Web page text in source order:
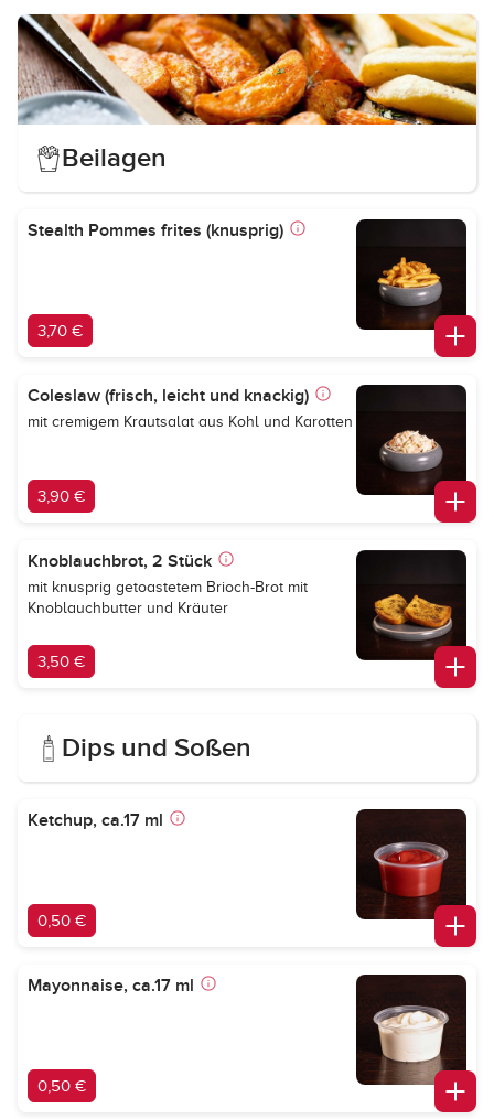
Beilagen
Stealth Pommes frites (knusprig)
3,70 €
Coleslaw (frisch, leicht und knackig)
mit cremigem Krautsalat aus Kohl und Karotten
3,90 €
Knoblauchbrot, 2 Stück
mit knusprig getoastetem Brioch-Brot mit
Knoblauchbutter und Kräuter
3,50 €
Dips und Soßen
Ketchup, ca.17 ml
0,50 €
Mayonnaise, ca.17 ml
0,50 €